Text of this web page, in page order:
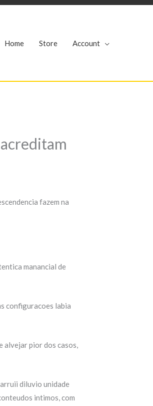
Home Store Account
fazem na
manancial de
configuracoes labia
alvejar pior dos casos,
diluvio unidade
intimos, com